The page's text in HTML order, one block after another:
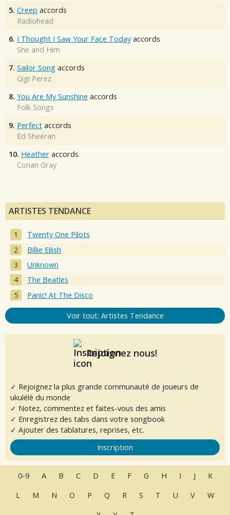
5. Creep accords
Radiohead
6. I Thought I Saw Your Face Today accords
She and Him
7. Sailor Song accords
Gigi Perez
8. You Are My Sunshine accords
Folk Songs
9. Perfect accords
Ed Sheeran
10. Heather accords
Conan Gray
ARTISTES TENDANCE
Twenty One Pilots
Billie Eilish
Unknown
The Beatles
Panic! At The Disco
Voir tout: Artistes Tendance
Rejoignez nous!
✓ Rejoignez la plus grande communauté de joueurs de
ukulélé du monde
✓ Notez, commentez et faites-vous des amis
✓ Enregistrez des tabs dans votre songbook
✓ Ajouter des tablatures, reprises, etc.
Inscription
0-9 A B C D E F G H I J
K
L
M N O P Q R S T U V
W